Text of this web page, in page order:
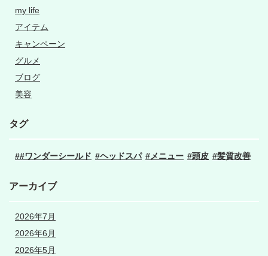
my life
アイテム
キャンペーン
グルメ
ブログ
美容
タグ
#ワンダーシールド ヘッドスパ メニュー 頭皮 髪質改善
アーカイブ
2026年7月
2026年6月
2026年5月